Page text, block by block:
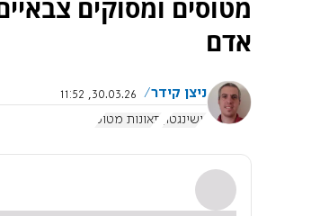
אדם
ניצן קידר
30.03.26, 11:52
וושינגטון
תאונות מטוס